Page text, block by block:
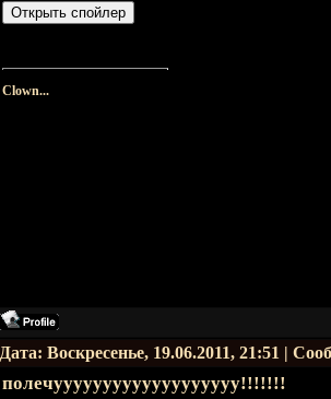
Clown...
Дата: Воскресенье, 19.06.2011, 21:51 |
полечууууууууууууууууууу!!!!!!!